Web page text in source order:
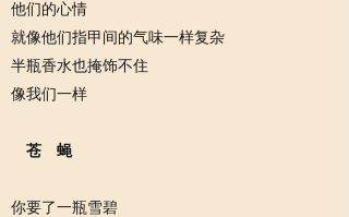
他们的心情
就像他们指甲间的气味一样复杂
半瓶香水也掩饰不住
像我们一样
苍 蝇
你要了一瓶雪碧